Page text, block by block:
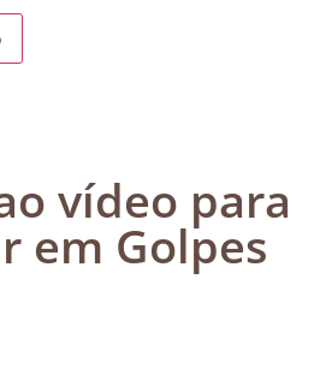
vídeo para
em Golpes